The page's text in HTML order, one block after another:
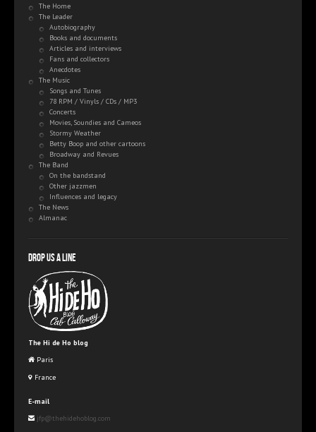
The Home
The Leader
Autobiography
Books and documents
Articles and interviews
Fans and collectors
Anecdotes
The Music
Songs and Tunes
78 RPM / Vinyls / CDs / MP3
Concerts
Movies, Soundies and Cameos
Stormy Weather
Betty Boop and other cartoons
Broadway and Revues
The Band
On the bandstand
Other jazzmen
Influences and legacy
The News
Almanac
Drop us a line
The Hi de Ho blog
Paris
France
E-mail
jfp@thehidehoblog.com